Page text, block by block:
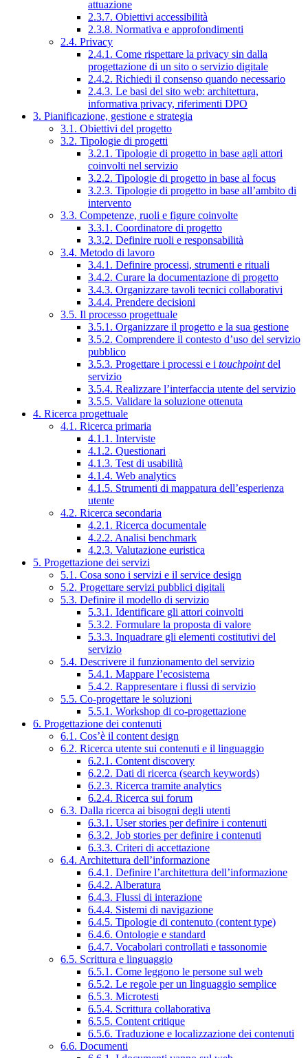
attuazione
2.3.7. Obiettivi accessibilità
2.3.8. Normativa e approfondimenti
2.4. Privacy
2.4.1. Come rispettare la privacy sin dalla
progettazione di un sito o servizio digitale
2.4.2. Richiedi il consenso quando necessario
2.4.3. Le basi del sito web: architettura,
informativa privacy, riferimenti DPO
3. Pianificazione, gestione e strategia
3.1. Obiettivi del progetto
3.2. Tipologie di progetti
3.2.1. Tipologie di progetto in base agli attori
coinvolti nel servizio
3.2.2. Tipologie di progetto in base al focus
3.2.3. Tipologie di progetto in base all’ambito di
intervento
3.3. Competenze, ruoli e figure coinvolte
3.3.1. Coordinatore di progetto
3.3.2. Definire ruoli e responsabilità
3.4. Metodo di lavoro
3.4.1. Definire processi, strumenti e rituali
3.4.2. Curare la documentazione di progetto
3.4.3. Organizzare tavoli tecnici collaborativi
3.4.4. Prendere decisioni
3.5. Il processo progettuale
3.5.1. Organizzare il progetto e la sua gestione
3.5.2. Comprendere il contesto d’uso del servizio
pubblico
3.5.3. Progettare i processi e i touchpointdel
servizio
3.5.4. Realizzare l’interfaccia utente del servizio
3.5.5. Validare la soluzione ottenuta
4. Ricerca progettuale
4.1. Ricerca primaria
4.1.1. Interviste
4.1.2. Questionari
4.1.3. Test di usabilità
4.1.4. Web analytics
4.1.5. Strumenti di mappatura dell’esperienza
utente
4.2. Ricerca secondaria
4.2.1. Ricerca documentale
4.2.2. Analisi benchmark
4.2.3. Valutazione euristica
5. Progettazione dei servizi
5.1. Cosa sono i servizi e il service design
5.2. Progettare servizi pubblici digitali
5.3. Definire il modello di servizio
5.3.1. Identificare gli attori coinvolti
5.3.2. Formulare la proposta di valore
5.3.3. Inquadrare gli elementi costitutivi del
servizio
5.4. Descrivere il funzionamento del servizio
5.4.1. Mappare l’ecosistema
5.4.2. Rappresentare i flussi di servizio
5.5. Co-progettare le soluzioni
5.5.1. Workshop di co-progettazione
6. Progettazione dei contenuti
6.1. Cos’è il content design
6.2. Ricerca utente sui contenuti e il linguaggio
6.2.1. Content discovery
6.2.2. Dati di ricerca (search keywords)
6.2.3. Ricerca tramite analytics
6.2.4. Ricerca sui forum
6.3. Dalla ricerca ai bisogni degli utenti
6.3.1. User stories per definire i contenuti
6.3.2. Job stories per definire i contenuti
6.3.3. Criteri di accettazione
6.4. Architettura dell’informazione
6.4.1. Definire l’architettura dell’informazione
6.4.2. Alberatura
6.4.3. Flussi di interazione
6.4.4. Sistemi di navigazione
6.4.5. Tipologie di contenuto (content type)
6.4.6. Ontologie e standard
6.4.7. Vocabolari controllati e tassonomie
6.5. Scrittura e linguaggio
6.5.1. Come leggono le persone sul web
6.5.2. Le regole per un linguaggio semplice
6.5.3. Microtesti
6.5.4. Scrittura collaborativa
6.5.5. Content critique
6.5.6. Traduzione e localizzazione dei contenuti
6.6. Documenti